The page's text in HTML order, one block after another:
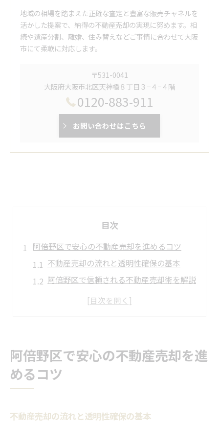
地域の相場を踏まえた正確な査定と豊富な販売チャネルを
活かした提案で、納得の不動産売却の実現に努めます。相
続や遺産分割、離婚、住み替えなどご事情に合わせて大阪
市にて柔軟に対応します。
〒531-0041
大阪府大阪市北区天神橋８丁目３−４−４階
0120-883-911
お問い合わせはこちら
目次
阿倍野区で安心の不動産売却を進めるコツ
不動産売却の流れと透明性確保の基本
阿倍野区で信頼される不動産売却術を解説
査定根拠を重視した不動産売却の進め方
不動産売却の一連の流れを徹底解説
売却理由整理と適切な時期選びのコツ
媒介契約で透明性を確保する手順紹介
阿倍野区で安心の不動産売却を進
めるコツ
不動産売却の流れと透明性確保の基本